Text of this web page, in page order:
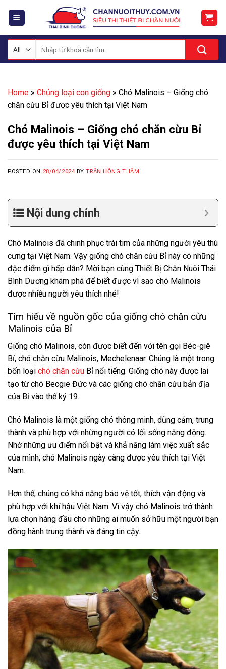
kiếm:
Home » Chủng loại con giống » Chó Malinois – Giống chó
chăn cừu Bỉ được yêu thích tại Việt Nam
Chó Malinois – Giống chó chăn cừu Bỉ
được yêu thích tại Việt Nam
POSTED ON 28/04/2024 BYTRẦN HỒNG THẮM
Nội dung chính
Chó Malinois đã chinh phục trái tim của những người yêu thú
cưng tại Việt Nam. Vậy giống chó chăn cừu Bỉ này có những
đặc điểm gì hấp dẫn? Mời bạn cùng Thiết Bị Chăn Nuôi Thái
Bình Dương khám phá để biết được vì sao chó Malinois
được nhiều người yêu thích nhé!
Tìm hiểu về nguồn gốc của giống chó chăn cừu
Malinois của Bỉ
Giống chó Malinois, còn được biết đến với tên gọi Béc-giê
Bỉ, chó chăn cừu Malinois, Mechelenaar. Chúng là một trong
bốn loại chó chăn cừu Bỉ nổi tiếng. Giống chó này được lai
tạo từ chó Becgie Đức và các giống chó chăn cừu bản địa
của Bỉ vào thế kỷ 19.
Chó Malinois là một giống chó thông minh, dũng cảm, trung
thành và phù hợp với những người có lối sống năng động.
Nhờ những ưu điểm nổi bật và khả năng làm việc xuất sắc
của mình, chó Malinois ngày càng được yêu thích tại Việt
Nam.
Hơn thế, chúng có khả năng bảo vệ tốt, thích vận động và
phù hợp với khí hậu Việt Nam. Vì vậy chó Malinois trở thành
lựa chọn hàng đầu cho những ai muốn sở hữu một người bạn
đồng hành trung thành và đáng tin cậy.